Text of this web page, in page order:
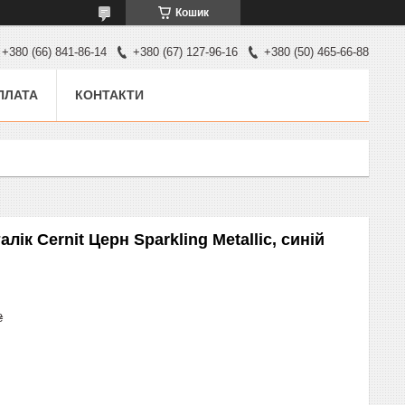
Кошик
+380 (66) 841-86-14 +380 (67) 127-96-16 +380 (50) 465-66-88
КОНТАКТИ
Cernit Церн Sparkling Metallic, синій